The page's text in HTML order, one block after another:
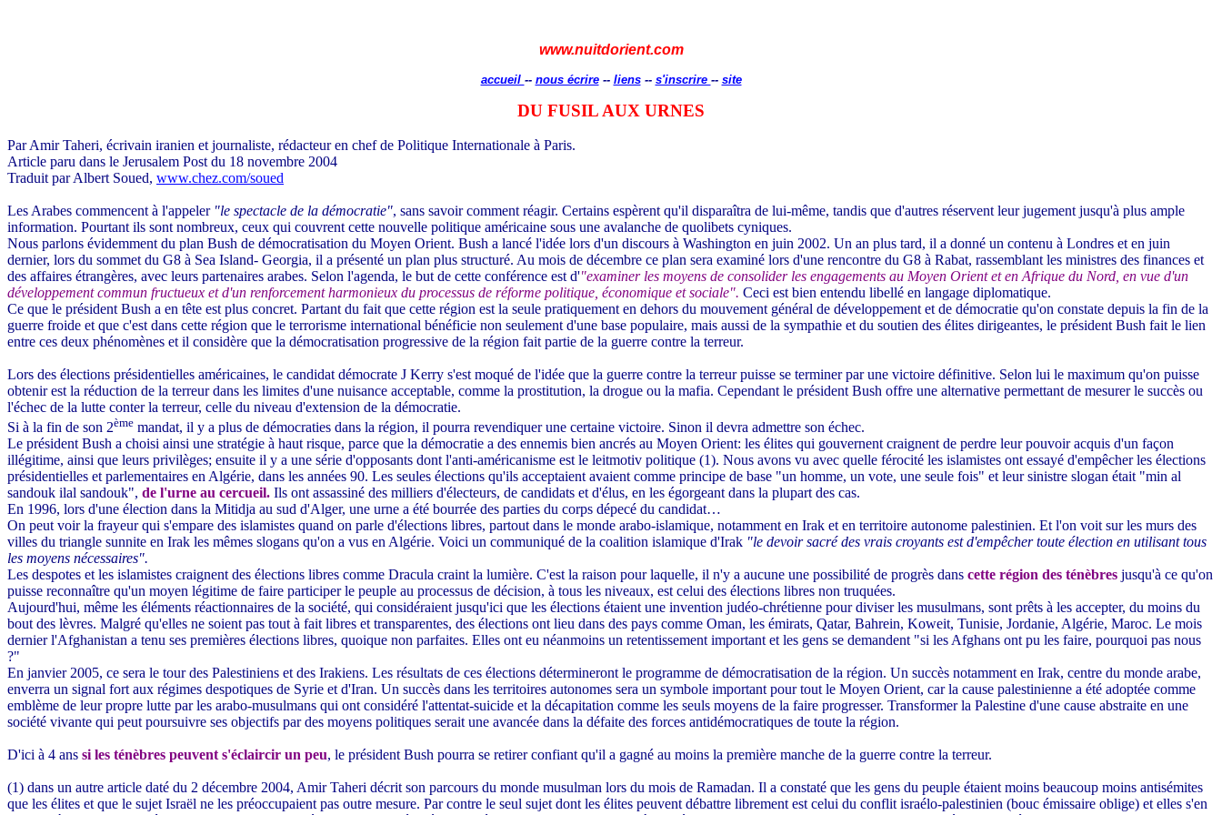
www.nuitdorient.com
accueil -- nous écrire-- liens-- s'inscrire -- site
DU FUSIL AUX URNES
Par Amir Taheri, écrivain iranien et journaliste, rédacteur en chef de Politique Internationale à Paris.
Article paru dans le Jerusalem Post du 18 novembre 2004
Traduit par Albert Soued, www.chez.com/soued
Les Arabes commencent à l'appeler "le spectacle de la démocratie", sans savoir comment réagir. Certains espèrent qu'il disparaîtra de lui-même, tandis que d'autres réservent leur jugement jusqu'à plus ample
information. Pourtant ils sont nombreux, ceux qui couvrent cette nouvelle politique américaine sous une avalanche de quolibets cyniques.
Nous parlons évidemment du plan Bush de démocratisation du Moyen Orient. Bush a lancé l'idée lors d'un discours à Washington en juin 2002. Un an plus tard, il a donné un contenu à Londres et en juin
dernier, lors du sommet du G8 à Sea Island- Georgia, il a présenté un plan plus structuré. Au mois de décembre ce plan sera examiné lors d'une rencontre du G8 à Rabat, rassemblant les ministres des finances et
des affaires étrangères, avec leurs partenaires arabes. Selon l'agenda, le but de cette conférence est d'"examiner les moyens de consolider les engagements au Moyen Orient et en Afrique du Nord, en vue d'un
développement commun fructueux et d'un renforcement harmonieux du processus de réforme politique, économique et sociale". Ceci est bien entendu libellé en langage diplomatique.
Ce que le président Bush a en tête est plus concret. Partant du fait que cette région est la seule pratiquement en dehors du mouvement général de développement et de démocratie qu'on constate depuis la fin de la
guerre froide et que c'est dans cette région que le terrorisme international bénéficie non seulement d'une base populaire, mais aussi de la sympathie et du soutien des élites dirigeantes, le président Bush fait le lien
entre ces deux phénomènes et il considère que la démocratisation progressive de la région fait partie de la guerre contre la terreur.
Lors des élections présidentielles américaines, le candidat démocrate J Kerry s'est moqué de l'idée que la guerre contre la terreur puisse se terminer par une victoire définitive. Selon lui le maximum qu'on puisse
obtenir est la réduction de la terreur dans les limites d'une nuisance acceptable, comme la prostitution, la drogue ou la mafia. Cependant le président Bush offre une alternative permettant de mesurer le succès ou
l'échec de la lutte conter la terreur, celle du niveau d'extension de la démocratie.
Si à la fin de son 2ème mandat, il y a plus de démocraties dans la région, il pourra revendiquer une certaine victoire. Sinon il devra admettre son échec.
Le président Bush a choisi ainsi une stratégie à haut risque, parce que la démocratie a des ennemis bien ancrés au Moyen Orient: les élites qui gouvernent craignent de perdre leur pouvoir acquis d'un façon
illégitime, ainsi que leurs privilèges; ensuite il y a une série d'opposants dont l'anti-américanisme est le leitmotiv politique (1). Nous avons vu avec quelle férocité les islamistes ont essayé d'empêcher les élections
présidentielles et parlementaires en Algérie, dans les années 90. Les seules élections qu'ils acceptaient avaient comme principe de base "un homme, un vote, une seule fois" et leur sinistre slogan était "min al
sandouk ilal sandouk", de l'urne au cercueil. Ils ont assassiné des milliers d'électeurs, de candidats et d'élus, en les égorgeant dans la plupart des cas.
En 1996, lors d'une élection dans la Mitidja au sud d'Alger, une urne a été bourrée des parties du corps dépecé du candidat…
On peut voir la frayeur qui s'empare des islamistes quand on parle d'élections libres, partout dans le monde arabo-islamique, notamment en Irak et en territoire autonome palestinien. Et l'on voit sur les murs des
villes du triangle sunnite en Irak les mêmes slogans qu'on a vus en Algérie. Voici un communiqué de la coalition islamique d'Irak "le devoir sacré des vrais croyants est d'empêcher toute élection en utilisant tous
les moyens nécessaires".
Les despotes et les islamistes craignent des élections libres comme Dracula craint la lumière. C'est la raison pour laquelle, il n'y a aucune une possibilité de progrès dans cette région des ténèbres jusqu'à ce qu'on
puisse reconnaître qu'un moyen légitime de faire participer le peuple au processus de décision, à tous les niveaux, est celui des élections libres non truquées.
Aujourd'hui, même les éléments réactionnaires de la société, qui considéraient jusqu'ici que les élections étaient une invention judéo-chrétienne pour diviser les musulmans, sont prêts à les accepter, du moins du
bout des lèvres. Malgré qu'elles ne soient pas tout à fait libres et transparentes, des élections ont lieu dans des pays comme Oman, les émirats, Qatar, Bahrein, Koweit, Tunisie, Jordanie, Algérie, Maroc. Le mois
dernier l'Afghanistan a tenu ses premières élections libres, quoique non parfaites. Elles ont eu néanmoins un retentissement important et les gens se demandent "si les Afghans ont pu les faire, pourquoi pas nous
?"
En janvier 2005, ce sera le tour des Palestiniens et des Irakiens. Les résultats de ces élections détermineront le programme de démocratisation de la région. Un succès notamment en Irak, centre du monde arabe,
enverra un signal fort aux régimes despotiques de Syrie et d'Iran. Un succès dans les territoires autonomes sera un symbole important pour tout le Moyen Orient, car la cause palestinienne a été adoptée comme
emblème de leur propre lutte par les arabo-musulmans qui ont considéré l'attentat-suicide et la décapitation comme les seuls moyens de la faire progresser. Transformer la Palestine d'une cause abstraite en une
société vivante qui peut poursuivre ses objectifs par des moyens politiques serait une avancée dans la défaite des forces antidémocratiques de toute la région.
D'ici à 4 ans si les ténèbres peuvent s'éclaircir un peu, le président Bush pourra se retirer confiant qu'il a gagné au moins la première manche de la guerre contre la terreur.
(1) dans un autre article daté du 2 décembre 2004, Amir Taheri décrit son parcours du monde musulman lors du mois de Ramadan. Il a constaté que les gens du peuple étaient moins beaucoup moins antisémites
que les élites et que le sujet Israël ne les préoccupaient pas outre mesure. Par contre le seul sujet dont les élites peuvent débattre librement est celui du conflit israélo-palestinien (bouc émissaire oblige) et elles s'en